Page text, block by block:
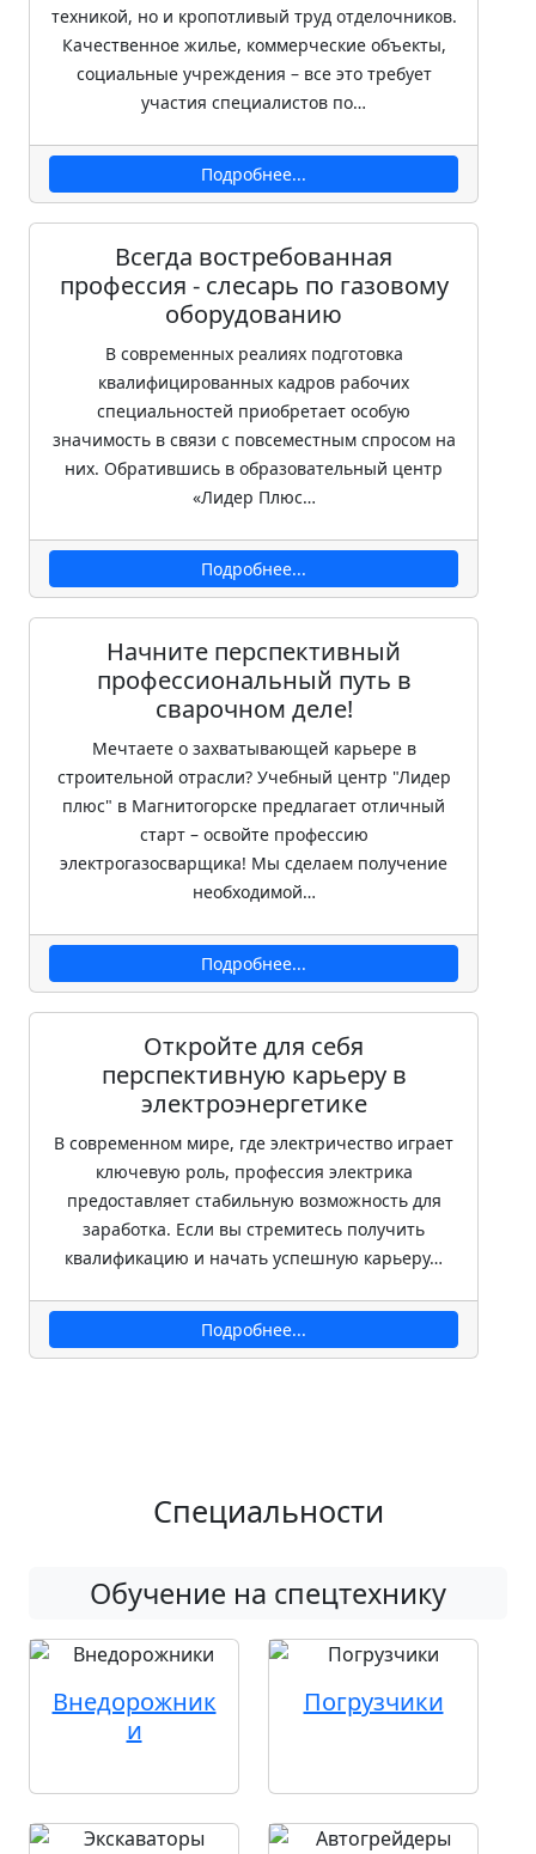
техникой, но и кропотливый труд отделочников.
Качественное жилье, коммерческие объекты,
социальные учреждения – все это требует
участия специалистов по…
Подробнее...
Всегда востребованная
профессия - слесарь по газовому
оборудованию
В современных реалиях подготовка
квалифицированных кадров рабочих
специальностей приобретает особую
значимость в связи с повсеместным спросом на
них. Обратившись в образовательный центр
«Лидер Плюс…
Подробнее...
Начните перспективный
профессиональный путь в
сварочном деле!
Мечтаете о захватывающей карьере в
строительной отрасли? Учебный центр "Лидер
плюс" в Магнитогорске предлагает отличный
старт – освойте профессию
электрогазосварщика! Мы сделаем получение
необходимой…
Подробнее...
Откройте для себя
перспективную карьеру в
электроэнергетике
В современном мире, где электричество играет
ключевую роль, профессия электрика
предоставляет стабильную возможность для
заработка. Если вы стремитесь получить
квалификацию и начать успешную карьеру…
Подробнее...
Специальности
Обучение на спецтехнику
Внедорожник
и
Погрузчики